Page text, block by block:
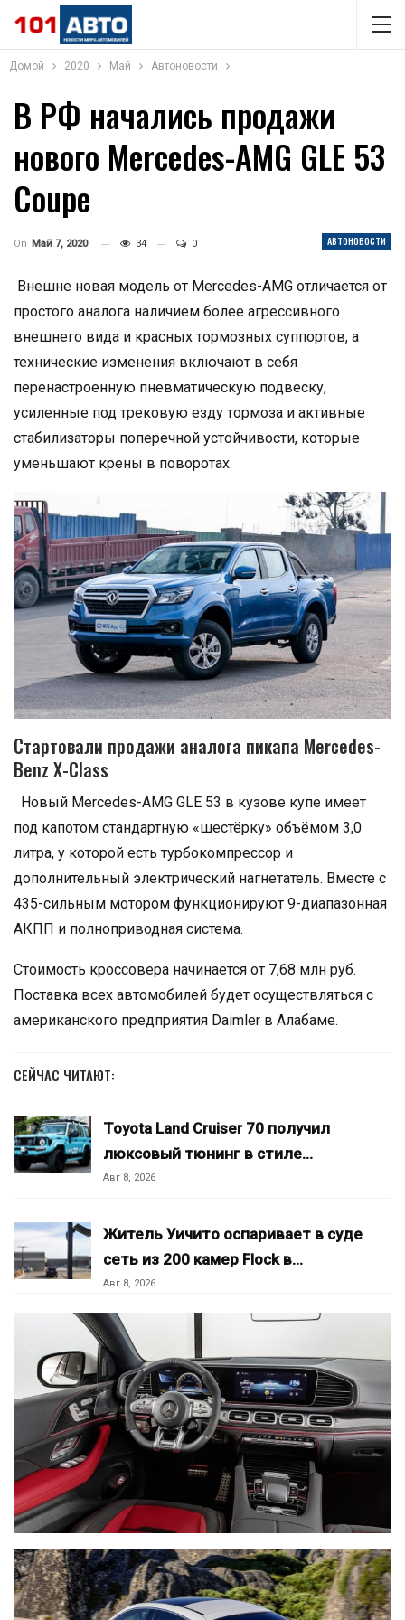
Домой 2020 Май Автоновости
В РФ начались продажи
нового Mercedes-AMG GLE 53
Coupe
АВТОНОВОСТИ
On Май 7, 2020 34 0
Внешне новая модель от Mercedes-AMG отличается от
простого аналога наличием более агрессивного
внешнего вида и красных тормозных суппортов, а
технические изменения включают в себя
перенастроенную пневматическую подвеску,
усиленные под трековую езду тормоза и активные
стабилизаторы поперечной устойчивости, которые
уменьшают крены в поворотах.
Стартовали продажи аналога пикапа Mercedes-
Benz X-Class
Новый Mercedes-AMG GLE 53 в кузове купе имеет
под капотом стандартную «шестёрку» объёмом 3,0
литра, у которой есть турбокомпрессор и
дополнительный электрический нагнетатель. Вместе с
435-сильным мотором функционируют 9-диапазонная
АКПП и полноприводная система.
Стоимость кроссовера начинается от 7,68 млн руб.
Поставка всех автомобилей будет осуществляться с
американского предприятия Daimler в Алабаме.
СЕЙЧАС ЧИТАЮТ:
Toyota Land Cruiser 70 получил
люксовый тюнинг в стиле…
Авг 8, 2026
Житель Уичито оспаривает в суде
сеть из 200 камер Flock в…
Авг 8, 2026